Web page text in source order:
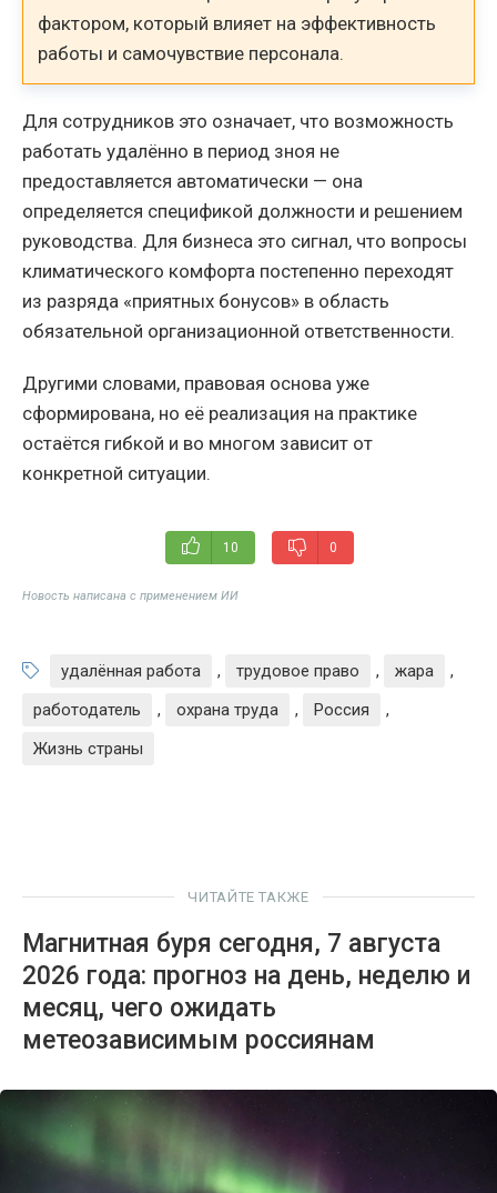
фактором, который влияет на эффективность
работы и самочувствие персонала.
Для сотрудников это означает, что возможность
работать удалённо в период зноя не
предоставляется автоматически — она
определяется спецификой должности и решением
руководства. Для бизнеса это сигнал, что вопросы
климатического комфорта постепенно переходят
из разряда «приятных бонусов» в область
обязательной организационной ответственности.
Другими словами, правовая основа уже
сформирована, но её реализация на практике
остаётся гибкой и во многом зависит от
конкретной ситуации.
10 0
Новость написана с применением ИИ
удалённая работа , трудовое право , жара
,
работодатель
, охрана труда , Россия
,
Жизнь страны
ЧИТАЙТЕ ТАКЖЕ
Магнитная буря сегодня, 7 августа
2026 года: прогноз на день, неделю и
месяц, чего ожидать
метеозависимым россиянам